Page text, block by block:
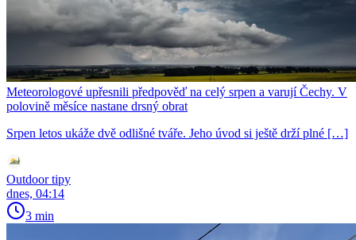
Meteorologové upřesnili předpověď na celý srpen a varují Čechy. V
polovině měsíce nastane drsný obrat
Srpen letos ukáže dvě odlišné tváře. Jeho úvod si ještě drží plné […]
Outdoor tipy
dnes, 04:14
3 min